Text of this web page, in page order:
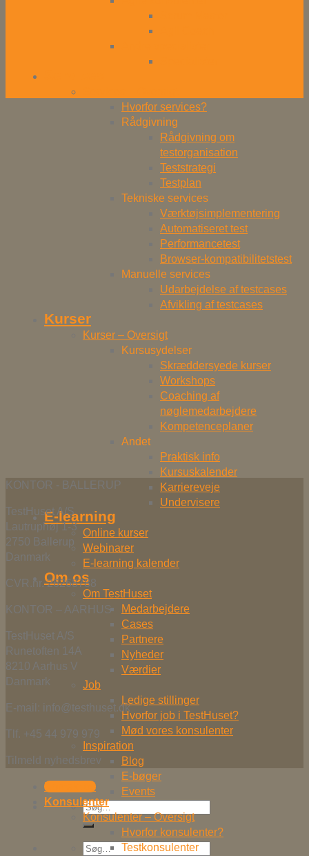
Hvorfor services?
Rådgivning
Rådgivning om
testorganisation
Teststrategi
Testplan
Tekniske services
Værktøjsimplementering
Automatiseret test
Performancetest
Browser-kompatibilitetstest
Manuelle services
Udarbejdelse af testcases
Afvikling af testcases
Kurser
Kurser – Oversigt
Kursusydelser
Skræddersyede kurser
Workshops
Coaching af
nøglemedarbejdere
Kompetenceplaner
Andet
Praktisk info
Kursuskalender
Karriereveje
Undervisere
E-learning
Online kurser
Webinarer
E-learning kalender
Om os
Om TestHuset
Medarbejdere
Cases
Partnere
Nyheder
Værdier
Job
Ledige stillinger
Hvorfor job i TestHuset?
Mød vores konsulenter
Inspiration
Blog
E-bøger
Events
Søg
efter:
Søg
KONTOR - BALLERUP
TestHuset A/S
Lautruphøj 1-3
2750 Ballerup
Danmark
CVR.nr. 26268788
KONTOR – AARHUS
TestHuset A/S
Runetoften 14A
8210 Aarhus V
Danmark
E-mail: info@testhuset.dk
Tlf. +45 44 979 979
Tilmeld nyhedsbrev
Kontakt os
Konsulenter
Konsulenter – Oversigt
Hvorfor konsulenter?
Testkonsulenter